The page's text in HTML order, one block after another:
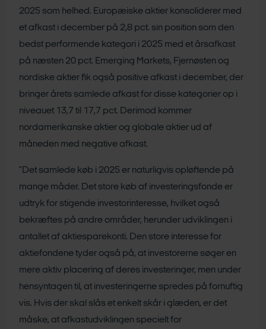
2025 som helhed. Europæiske aktier konsoliderer med
et afkast i december på 2,8 pct. sin position som den
bedst performende kategori i 2025 med et årsafkast
på næsten 20 pct. Emerging Markets, Fjernøsten og
nordiske aktier fik også positive afkast i december, der
bringer årets samlede afkast for disse kategorier op i
niveauet 13,7 til 17,7 pct. Derimod kommer
nordamerikanske aktier og globale aktier ud af
måneden med negative afkast.
”Det samlede køb i 2025 er naturligvis opløftende på
mange måder. Det store køb af investeringsfonde er
udtryk for stigende investorinteresse, hvilket også
bekræftes på andre områder, herunder udviklingen i
antallet af aktiesparekonti. Den store interesse for
aktiefondene tyder også på, at investorerne søger en
mere aktiv placering af deres investeringer, men under
hensyntagen til, at investeringerne spredes på fornuftig
vis. Hvis der skal slås et enkelt skår i glæden, er det
måske, at afkastudviklingen specielt for